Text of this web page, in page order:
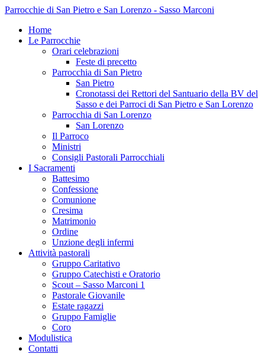
Parrocchie di San Pietro e San Lorenzo - Sasso Marconi
Home
Le Parrocchie
Orari celebrazioni
Feste di precetto
Parrocchia di San Pietro
San Pietro
Cronotassi dei Rettori del Santuario della BV del
Sasso e dei Parroci di San Pietro e San Lorenzo
Parrocchia di San Lorenzo
San Lorenzo
Il Parroco
Ministri
Consigli Pastorali Parrocchiali
I Sacramenti
Battesimo
Confessione
Comunione
Cresima
Matrimonio
Ordine
Unzione degli infermi
Attività pastorali
Gruppo Caritativo
Gruppo Catechisti e Oratorio
Scout – Sasso Marconi 1
Pastorale Giovanile
Estate ragazzi
Gruppo Famiglie
Coro
Modulistica
Contatti